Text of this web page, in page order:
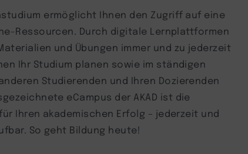
ermöglicht Ihnen den Zugriff auf eine
Ressourcen. Durch digitale Lernplattformen
und Übungen immer und zu jederzeit
Ihr Studium planen sowie im ständigen
Studierenden und Ihren Dozierenden
eCampus der AKAD ist die
Ihren akademischen Erfolg – jederzeit und
So geht Bildung heute!